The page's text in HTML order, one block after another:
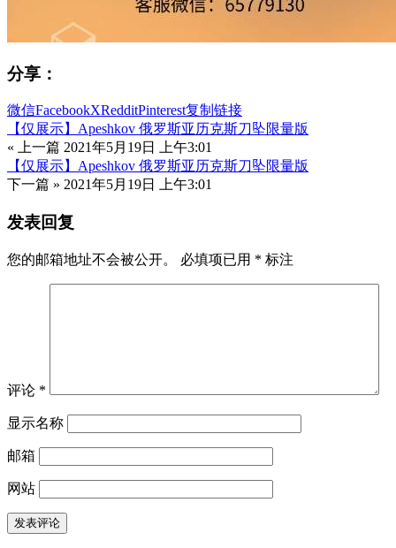
分享：
微信FacebookXRedditPinterest复制链接
【仅展示】Apeshkov 俄罗斯亚历克斯刀坠限量版
« 上一篇 2021年5月19日 上午3:01
【仅展示】Apeshkov 俄罗斯亚历克斯刀坠限量版
下一篇 » 2021年5月19日 上午3:01
发表回复
您的邮箱地址不会被公开。 必填项已用 * 标注
评论 *
显示名称
邮箱
网站